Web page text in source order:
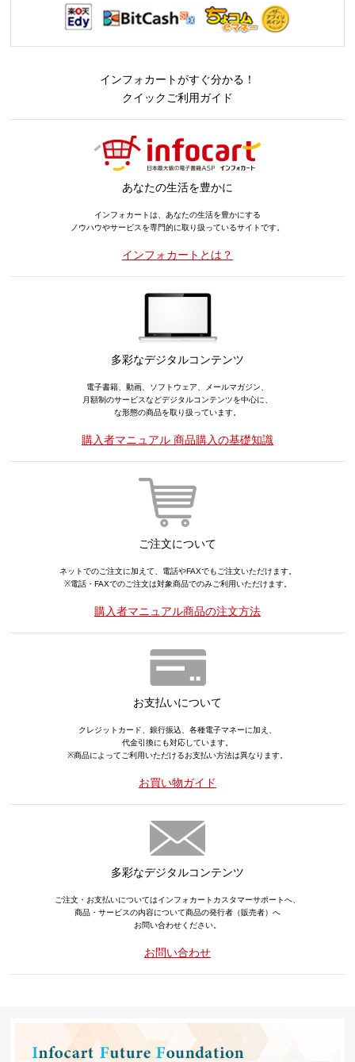
インフォカートがすぐ分かる！
クイックご利用ガイド
あなたの生活を豊かに
インフォカートは、あなたの生活を豊かにする
ノウハウやサービスを専門的に取り扱っているサイトです。
インフォカートとは？
多彩なデジタルコンテンツ
電子書籍、動画、ソフトウェア、メールマガジン、
月額制のサービスなどデジタルコンテンツを中心に、
な形態の商品を取り扱っています。
購入者マニュアル 商品購入の基礎知識
ご注文について
ネットでのご注文に加えて、電話やFAXでもご注文いただけます。
※電話・FAXでのご注文は対象商品でのみご利用いただけます。
購入者マニュアル商品の注文方法
お支払いについて
クレジットカード、銀行振込、各種電子マネーに加え、
代金引換にも対応しています。
※商品によってご利用いただけるお支払い方法は異なります。
お買い物ガイド
多彩なデジタルコンテンツ
ご注文・お支払いについてはインフォカートカスタマーサポートへ、
商品・サービスの内容について商品の発行者（販売者）へ
お問い合わせください。
お問い合わせ